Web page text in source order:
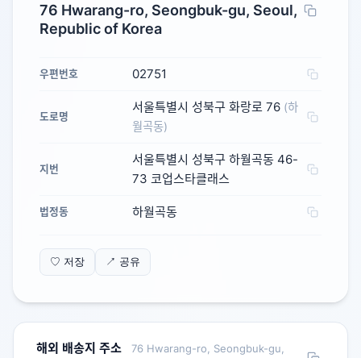
76 Hwarang-ro, Seongbuk-gu, Seoul,
Republic of Korea
우편번호 02751
도로명
서울특별시 성북구 화랑로 76 (하
월곡동)
지번
서울특별시 성북구 하월곡동 46-
73 코업스타클래스
법정동 하월곡동
♡ 저장 ↗ 공유
해외 배송지 주소
76 Hwarang-ro, Seongbuk-gu,